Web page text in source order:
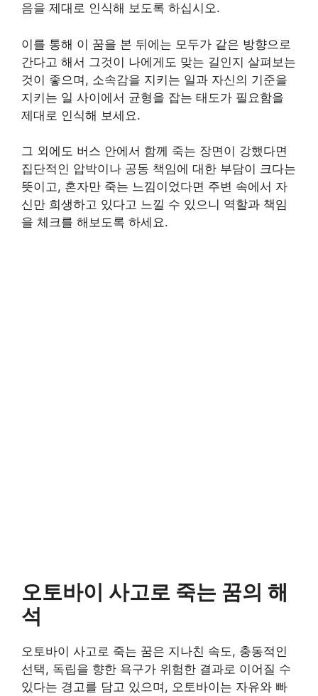
음을 제대로 인식해 보도록 하십시오.
이를 통해 이 꿈을 본 뒤에는 모두가 같은 방향으로
간다고 해서 그것이 나에게도 맞는 길인지 살펴보는
것이 좋으며, 소속감을 지키는 일과 자신의 기준을
지키는 일 사이에서 균형을 잡는 태도가 필요함을
제대로 인식해 보세요.
그 외에도 버스 안에서 함께 죽는 장면이 강했다면
집단적인 압박이나 공동 책임에 대한 부담이 크다는
뜻이고, 혼자만 죽는 느낌이었다면 주변 속에서 자
신만 희생하고 있다고 느낄 수 있으니 역할과 책임
을 체크를 해보도록 하세요.
오토바이 사고로 죽는 꿈의 해
석
오토바이 사고로 죽는 꿈은 지나친 속도, 충동적인
선택, 독립을 향한 욕구가 위험한 결과로 이어질 수
있다는 경고를 담고 있으며, 오토바이는 자유와 빠